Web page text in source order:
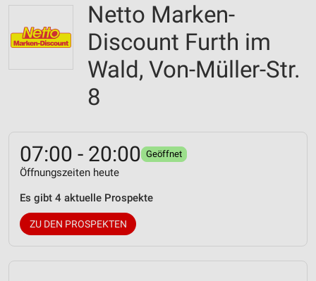
Netto Marken-
Discount Furth im
Wald, Von-Müller-Str.
8
07:00 - 20:00 Geöffnet
Öffnungszeiten heute
Es gibt 4 aktuelle Prospekte
ZU DEN PROSPEKTEN